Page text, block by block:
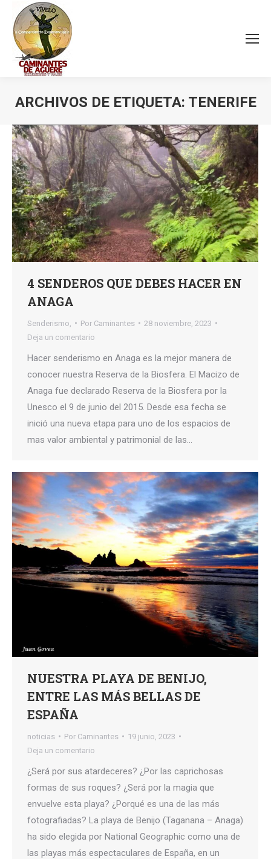
ARCHIVOS DE ETIQUETA: TENERIFE
4 SENDEROS QUE DEBES HACER EN
ANAGA
Senderismo, Por Caminantes
28 noviembre, 2023
Deja un comentario
Hacer senderismo en Anaga es la mejor manera de
conocer nuestra Reserva de la Biosfera. El Macizo de
Anaga fue declarado Reserva de la Biosfera por la
Unesco el 9 de junio del 2015. Desde esa fecha se
inició una nueva etapa para uno de los espacios de
mas valor ambiental y patrimonial de las…
NUESTRA PLAYA DE BENIJO,
ENTRE LAS MÁS BELLAS DE
ESPAÑA
noticias Por Caminantes
19 junio, 2023
Deja un comentario
¿Será por sus atardeceres? ¿Por las caprichosas
formas de sus roques? ¿Será por la magia que
envuelve esta playa? ¿Porqué es una de las más
fotografiadas? La playa de Benijo (Taganana – Anaga)
ha sido elegida por National Geographic como una de
las playas más espectaculares de España, en un